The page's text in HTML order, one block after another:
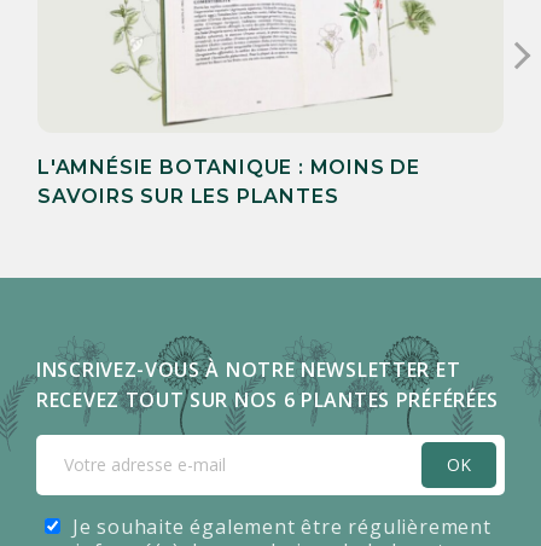
L'AMNÉSIE BOTANIQUE : MOINS DE
SAVOIRS SUR LES PLANTES
INSCRIVEZ-VOUS À NOTRE NEWSLETTER ET
RECEVEZ TOUT SUR NOS 6 PLANTES PRÉFÉRÉES
Je souhaite également être régulièrement
OK